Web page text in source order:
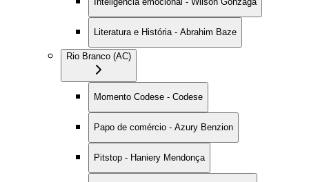
Literatura e História - Abrahim Baze
Rio Branco (AC)
Momento Codese - Codese
Papo de comércio - Azury Benzion
Pitstop - Haniery Mendonça